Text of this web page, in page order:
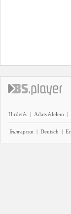
Hirdetés | Adatvédelem |
Български | Deutsch |